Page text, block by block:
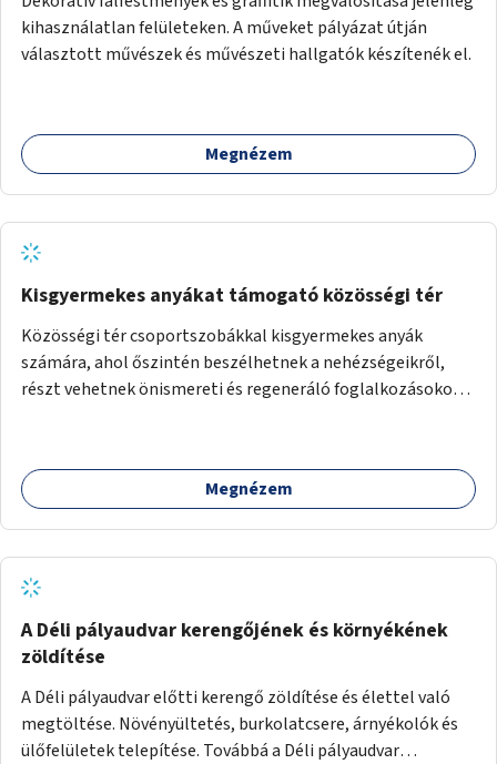
kihasználatlan felületeken. A műveket pályázat útján
választott művészek és művészeti hallgatók készítenék el.
Megnézem
Kisgyermekes anyákat támogató közösségi tér
Közösségi tér csoportszobákkal kisgyermekes anyák
számára, ahol őszintén beszélhetnek a nehézségeikről,
részt vehetnek önismereti és regeneráló foglalkozásokon
Megnézem
A Déli pályaudvar kerengőjének és környékének
zöldítése
A Déli pályaudvar előtti kerengő zöldítése és élettel való
megtöltése. Növényültetés, burkolatcsere, árnyékolók és
ülőfelületek telepítése. Továbbá a Déli pályaudvar